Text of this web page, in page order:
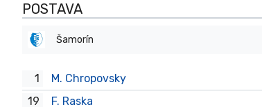
POSTAVA
Šamorín
1
M. Chropovsky
19
F. Raska